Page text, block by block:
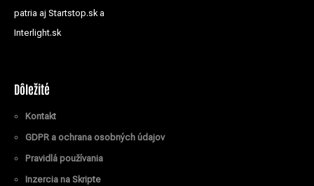
patria aj Startstop.sk a
Interlight.sk
Dôležité
Kontakt
GDPR a ochrana osobných údajov
Pravidlá používania
Inzercia na Skripte